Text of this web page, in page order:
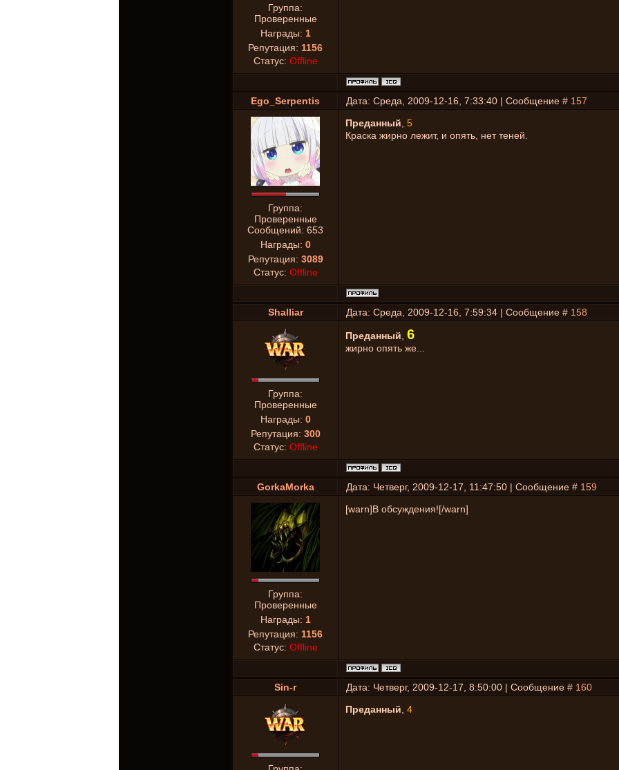
Группа:
Проверенные
Награды: 1
Репутация: 1156
Статус: Offline
Ego_Serpentis Дата: Среда, 2009-12-16, 7:33:40 | Сообщение # 157
Группа:
Проверенные
Сообщений: 653
Награды: 0
Репутация: 3089
Статус: Offline
Преданный 5
Краска жирно лежит, и опять, нет теней.
Shalliar Дата: Среда, 2009-12-16, 7:59:34 | Сообщение # 158
Группа:
Проверенные
Награды: 0
Репутация: 300
Статус: Offline
Преданный 6
жирно опять же...
GorkaMorka Дата: Четверг, 2009-12-17, 11:47:50 | Сообщение # 159
Группа:
Проверенные
Награды: 1
Репутация: 1156
Статус: Offline
[warn]В обсуждения![/warn]
Sin-r Дата: Четверг, 2009-12-17, 8:50:00 | Сообщение # 160
Преданный 4